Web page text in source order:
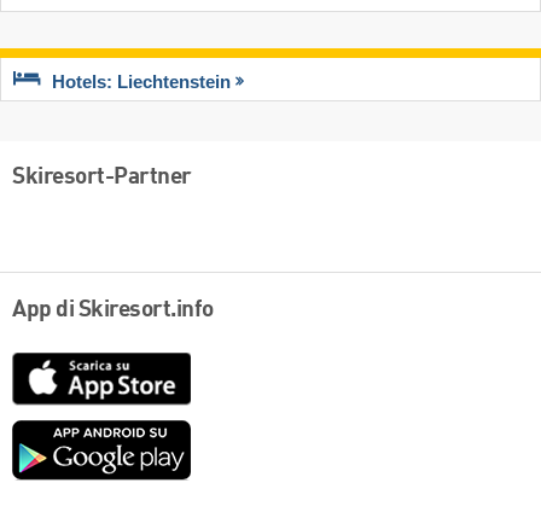
Hotels: Liechtenstein
Skiresort-Partner
App di Skiresort.info
Google